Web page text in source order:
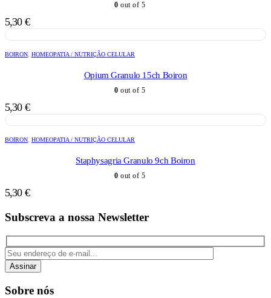
0 out of 5
5,30 €
BOIRON, HOMEOPATIA / NUTRIÇÃO CELULAR
Opium Granulo 15ch Boiron
0 out of 5
5,30 €
BOIRON, HOMEOPATIA / NUTRIÇÃO CELULAR
Staphysagria Granulo 9ch Boiron
0 out of 5
5,30 €
Subscreva a nossa Newsletter
Assinar
Sobre nós